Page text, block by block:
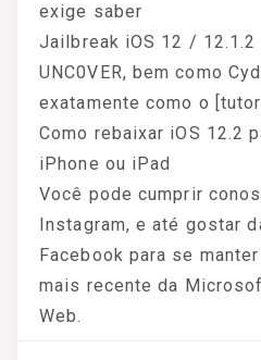
exige saber
Jailbreak iOS 12 /
UNC0VER, bem como
exatamente como o
Como rebaixar iOS 12.2
iPhone ou iPad
Você pode cumprir
Instagram, e até gostar
Facebook para se
mais recente da
Web.